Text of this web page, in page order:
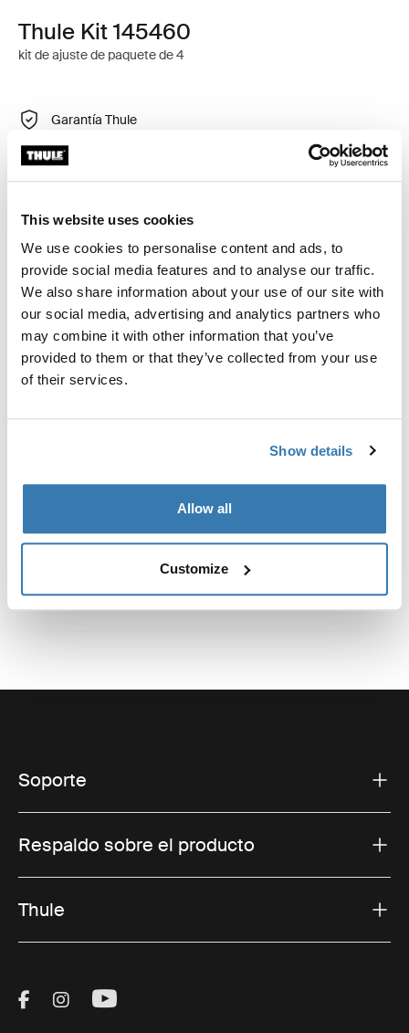
This website uses cookies
We use cookies to personalise content and ads, to
provide social media features and to analyse our traffic.
We also share information about your use of our site with
our social media, advertising and analytics partners who
may combine it with other information that you’ve
provided to them or that they’ve collected from your use
of their services.
Show details
Allow all
Customize
Thule Kit 145460
kit de ajuste de paquete de 4
Garantía Thule
Encontrar en tienda
Kit de ajuste a la medida para montar un sistema de
portaequipajes de techo Thule en vehículos sin puntos
de fijación preexistentes del portaequipajes de techo o
con portaequipajes instalados de fábrica.
Toggle guides and instructions
Soporte
Respaldo sobre el producto
Thule
Visit Thule on Facebook (external link)
Visit Thule on Instagram (external link)
Visit Thule on Youtube (external